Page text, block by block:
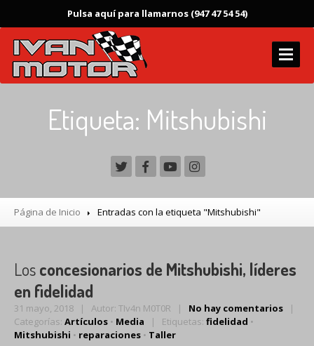
Pulsa aquí para llamarnos (947 47 54 54)
Instalaciones
Autodiagnosis
Neumáticos
AUTOGAS
TALLERMULTIMARCA
INSTALADOR OFICIAL
AUTOGAS(GLP)
Etiqueta: Mitshubishi
Página de Inicio Entradas con la etiqueta "Mitshubishi"
Losconcesionarios de Mitshubishi, líderes
en fidelidad
31 mayo, 2018 | Autor: TIv4n M0T0R | No hay comentarios |
Categorías: Artículos • Media | Etiquetas: fidelidad •
Mitshubishi • reparaciones • Taller